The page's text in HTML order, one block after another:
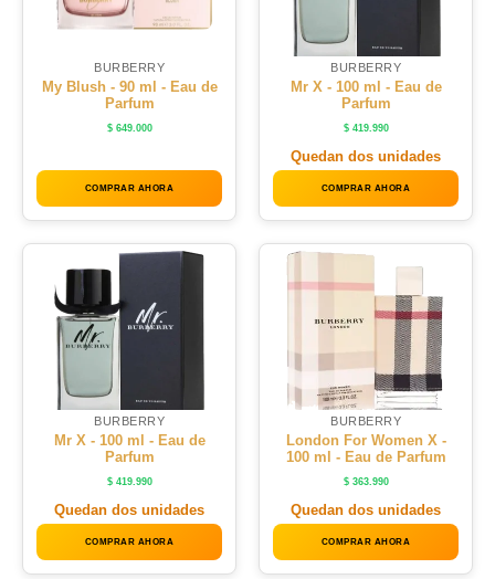
BURBERRY
My Blush - 90 ml - Eau de
Parfum
$649.000
COMPRAR AHORA
BURBERRY
Mr X - 100 ml - Eau de
Parfum
$419.990
Quedan dos unidades
COMPRAR AHORA
BURBERRY
Mr X - 100 ml - Eau de
Parfum
$419.990
Quedan dos unidades
COMPRAR AHORA
BURBERRY
London For Women X -
100 ml - Eau de Parfum
$363.990
Quedan dos unidades
COMPRAR AHORA